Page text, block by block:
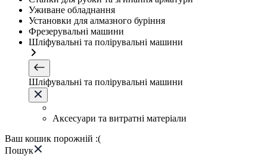
Уживане обладнання
Установки для алмазного буріння
Фрезерувальні машини
Шліфувальні та полірувальні машини
Шліфувальні та полірувальні машини
Аксесуари та витратні матеріали
Ваш кошик порожній :(
Пошук